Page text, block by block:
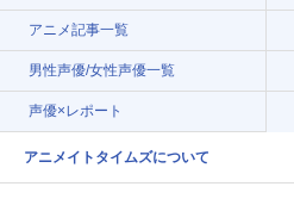
アニメ記事一覧
男性声優/女性声優一覧
声優×レポート
アニメイトタイムズについて